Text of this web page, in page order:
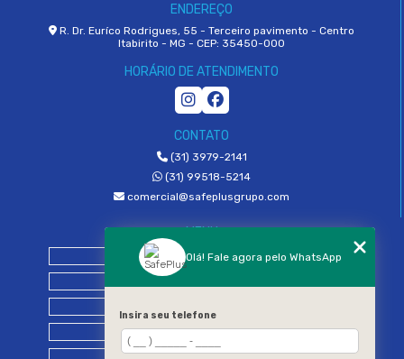
ENDEREÇO
R. Dr. Euríco Rodrigues, 55 - Terceiro pavimento - Centro
Itabirito - MG - CEP: 35450-000
HORÁRIO DE ATENDIMENTO
CONTATO
(31) 3979-2141
(31) 99518-5214
comercial@safeplusgrupo.com
MENU
Home
Blog
Olá! Fale agora pelo WhatsApp
Insira seu telefone